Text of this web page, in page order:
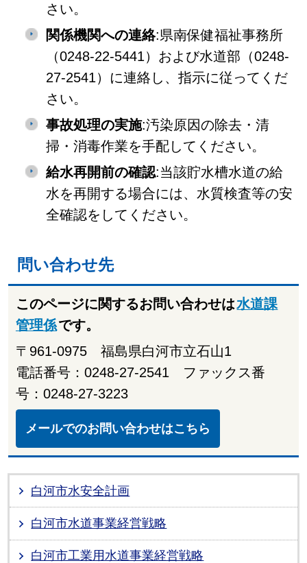
さい。
関係機関への連絡:県南保健福祉事務所
（0248-22-5441）および水道部（0248-
27-2541）に連絡し、指示に従ってくだ
さい。
事故処理の実施:汚染原因の除去・清
掃・消毒作業を手配してください。
給水再開前の確認:当該貯水槽水道の給
水を再開する場合には、水質検査等の安
全確認をしてください。
問い合わせ先
このページに関するお問い合わせは水道課
管理係です。
〒961-0975 福島県白河市立石山1
電話番号：0248-27-2541 ファックス番
号：0248-27-3223
メールでのお問い合わせはこちら
白河市水安全計画
白河市水道事業経営戦略
白河市工業用水道事業経営戦略